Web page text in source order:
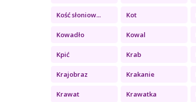
Kość słoniow... Kot
Kowadło Kowal
Kpić Krab
Krajobraz Krakanie
Krawat Krawatka